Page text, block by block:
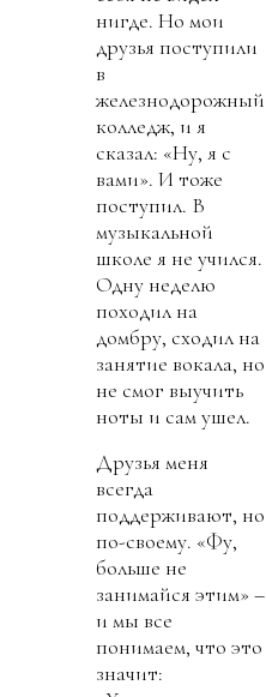
нигде. Но мои
друзья поступили
в
железнодорожный
колледж, и я
сказал: «Ну, я с
вами». И тоже
поступил. В
музыкальной
школе я не учился.
Одну неделю
походил на
домбру, сходил на
занятие вокала, но
не смог выучить
ноты и сам ушел.
Друзья меня
всегда
поддерживают, но
по-своему. «Фу,
больше не
занимайся этим» –
и мы все
понимаем, что это
значит: